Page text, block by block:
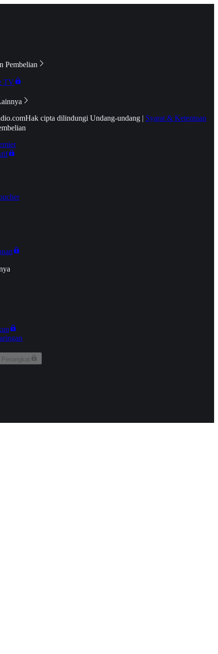
Pembelian
TV
Hak cipta dilindungi Undang-undang | Syarat & Ketentuan